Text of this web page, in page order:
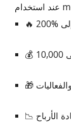
الأرباح